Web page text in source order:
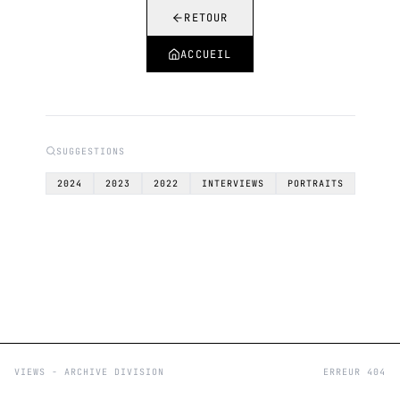
RETOUR
ACCUEIL
SUGGESTIONS
2024 2023 2022 INTERVIEWS PORTRAITS
VIEWS - ARCHIVE DIVISION ERREUR 404